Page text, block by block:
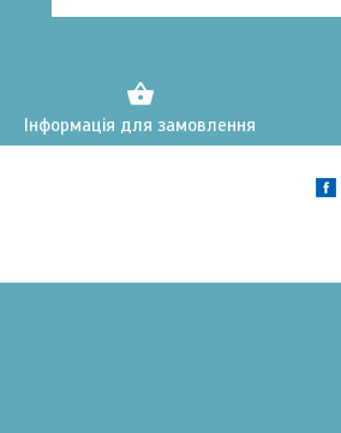
Інформація для замовлення